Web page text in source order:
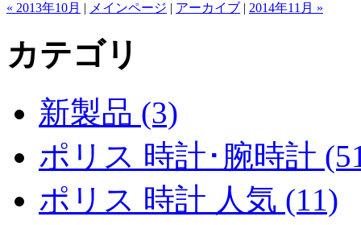
« 2013年10月 | メインページ | アーカイブ | 2014年11月 »
カテゴリ
新製品 (3)
ポリス 時計･腕時計
ポリス 時計 人気 (11)